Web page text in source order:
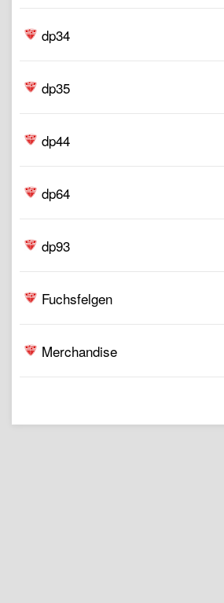
dp34
dp35
dp44
dp64
dp93
Fuchsfelgen
Merchandise